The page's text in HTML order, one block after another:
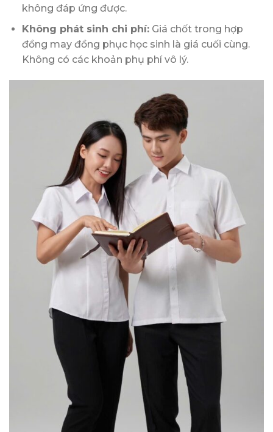
không đáp ứng được.
Không phát sinh chi phí:Giá chốt trong hợp
đồng may đồng phục học sinh là giá cuối cùng.
Không có các khoản phụ phí vô lý.